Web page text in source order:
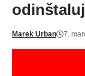
Marek Urban 7.